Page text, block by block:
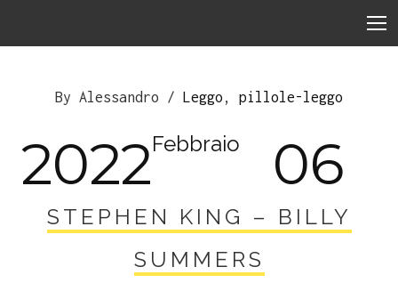
By Alessandro / Leggo , pillole-leggo
2022Febbraio 06
STEPHEN KING – BILLY
SUMMERS